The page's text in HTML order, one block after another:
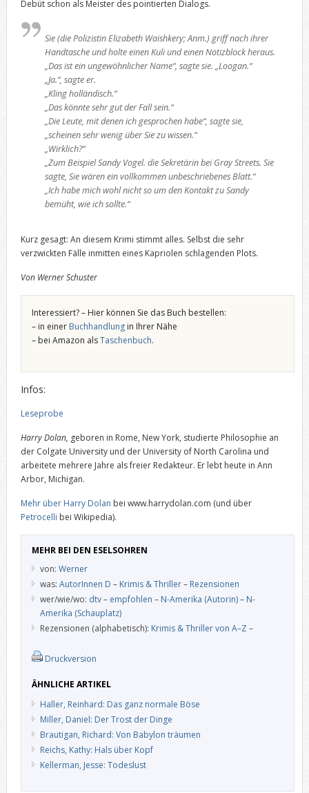
Debüt schon als Meister des pointierten Dialogs.
Sie (die Polizistin Elizabeth Waishkery; Anm.) griff nach ihrer
Handtasche und holte einen Kuli und einen Notizblock heraus.
„Das ist ein ungewöhnlicher Name“, sagte sie. „Loogan.“
„Ja.“, sagte er.
„Kling holländisch.“
„Das könnte sehr gut der Fall sein.“
„Die Leute, mit denen ich gesprochen habe“, sagte sie,
„scheinen sehr wenig über Sie zu wissen.“
„Wirklich?“
„Zum Beispiel Sandy Vogel. die Sekretärin beiGray Streets. Sie
sagte, Sie wären ein vollkommen unbeschriebenes Blatt.“
„Ich habe mich wohl nicht so um den Kontakt zu Sandy
bemüht, wie ich sollte.“
Kurz gesagt: An diesem Krimi stimmt alles. Selbst die sehr
verzwickten Fälle inmitten eines Kapriolen schlagenden Plots.
Von Werner Schuster
Interessiert? – Hier können Sie das Buch bestellen:
– in einer Buchhandlungin Ihrer Nähe
– bei Amazon alsTaschenbuch.
Infos:
Leseprobe
Harry Dolan, geboren in Rome, New York, studierte Philosophie an
der Colgate University und der University of North Carolina und
arbeitete mehrere Jahre als freier Redakteur. Er lebt heute in Ann
Arbor, Michigan.
Mehr über Harry Dolan bei www.harrydolan.com (und über
Petrocelli bei Wikipedia).
MEHR BEI DEN ESELSOHREN
von: Werner
was: AutorInnen D – Krimis & Thriller– Rezensionen
wer/wie/wo: dtv– empfohlen – N-Amerika (Autorin)– N-
Amerika (Schauplatz)
Rezensionen (alphabetisch): Krimis & Thriller von A–Z –
Druckversion
ÄHNLICHE ARTIKEL
Haller, Reinhard: Das ganz normale Böse
Miller, Daniel: Der Trost der Dinge
Brautigan, Richard: Von Babylon träumen
Reichs, Kathy: Hals über Kopf
Kellerman, Jesse: Todeslust